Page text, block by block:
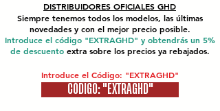
DISTRIBUIDORES OFICIALES GHD
Siempre tenemos todos los modelos, las últimas
novedades y con el mejor precio posible.
Introduce el código "EXTRAGHD" y obtendrás un 5%
de descuento extra sobre los precios ya rebajados.
Introduce el Código: "EXTRAGHD"
CÓDIGO: "EXTRAGHD"